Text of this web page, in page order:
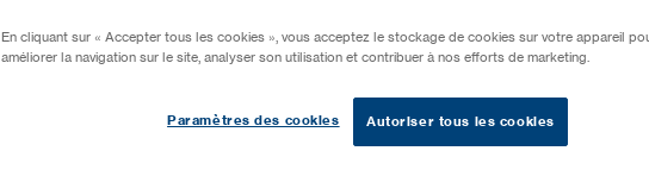
En cliquant sur « Accepter tous les cookies », vous acceptez le stockage de cookies sur votre appareil
améliorer la navigation sur le site, analyser son utilisation et contribuer à nos efforts de marketing.
Autoriser tous les cookies
Paramètres des cookies